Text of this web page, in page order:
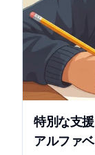
特別な支
アルファ